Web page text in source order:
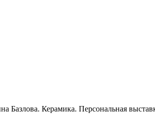
Базлова. Керамика. Персональная